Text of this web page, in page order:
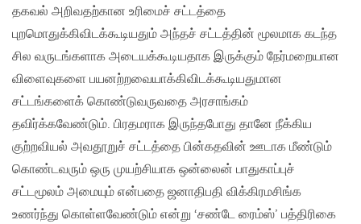
தகவல் அறிவதற்கான உரிமைச் சட்டத்தை
புறமொதுக்கிவிடக்கூடியதும் அந்தச் சட்டத்தின் மூலமாக கடந்த
சில வருடங்களாக அடையக்கூடியதாக இருக்கும் நேர்மறையான
விளைவுகளை பயனற்றவையாக்கிவிடக்கூடியதுமான
சட்டங்களைக் கொண்டுவருவதை அரசாங்கம்
தவிர்க்கவேண்டும். பிரதமராக இருந்தபோது தானே நீக்கிய
குற்றவியல் அவதூறுச் சட்டத்தை பின்கதவின் ஊடாக மீண்டும்
கொண்டவரும் ஒரு முயற்சியாக ஒன்லைன் பாதுகாப்புச்
சட்டமூலம் அமையும் என்பதை ஜனாதிபதி விக்கிரமசிங்க
உணர்ந்து கொள்ளவேண்டும் என்று ‘சண்டே ரைம்ஸ்’ பத்திரிகை